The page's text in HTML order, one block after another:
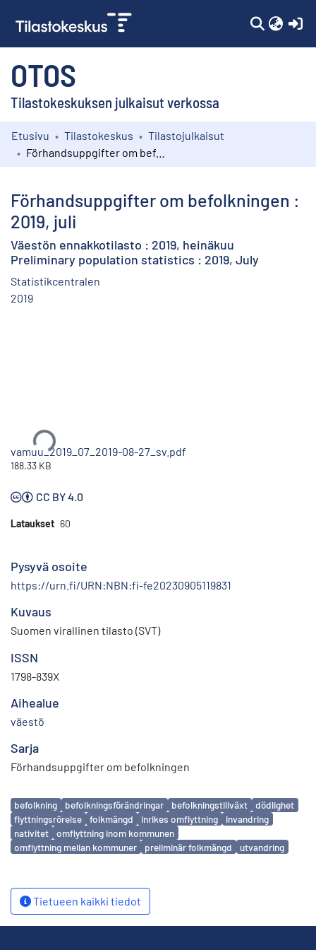
OTOS
Tilastokeskuksen julkaisut verkossa
Kokoelmat
Etusivu Tilastokeskus
Tilastojulkaisut
Förhandsuppgifter om befolkningen :
2019, juli
Väestön ennakkotilasto : 2019, heinäkuu
Preliminary population statistics : 2019, July
Statistikcentralen
2019
vamuu_2019_07_2019-08-27_sv.pdf
188.33 KB
CC BY 4.0
Lataukset 60
Pysyvä osoite
https://urn.fi/URN:NBN:fi-fe20230905119831
Kuvaus
Suomen virallinen tilasto (SVT)
ISSN
1798-839X
Aihealue
väestö
Sarja
Förhandsuppgifter om befolkningen
Avainsanat
befolkning befolkningsförändringar befolkningstillväxt
dödlighet
flyttningsrörelse
folkmängd inrikes omflyttning
invandring
nativitet
omflyttning inom kommunen
omflyttning mellan kommuner
preliminär folkmängd utvandring
Tietueen kaikki tiedot